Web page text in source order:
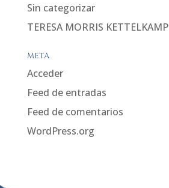
Sin categorizar
TERESA MORRIS KETTELKAMP
META
Acceder
Feed de entradas
Feed de comentarios
WordPress.org